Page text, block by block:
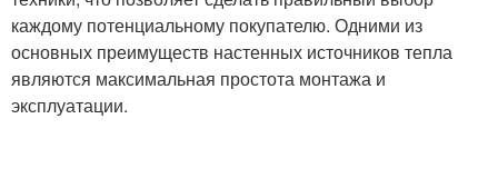
каждому потенциальному покупателю. Одними из
основных преимуществ настенных источников тепла
являются максимальная простота монтажа и
эксплуатации.